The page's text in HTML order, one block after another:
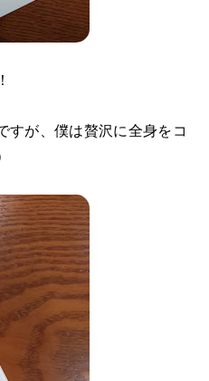
すが、僕は贅沢に全身をコ